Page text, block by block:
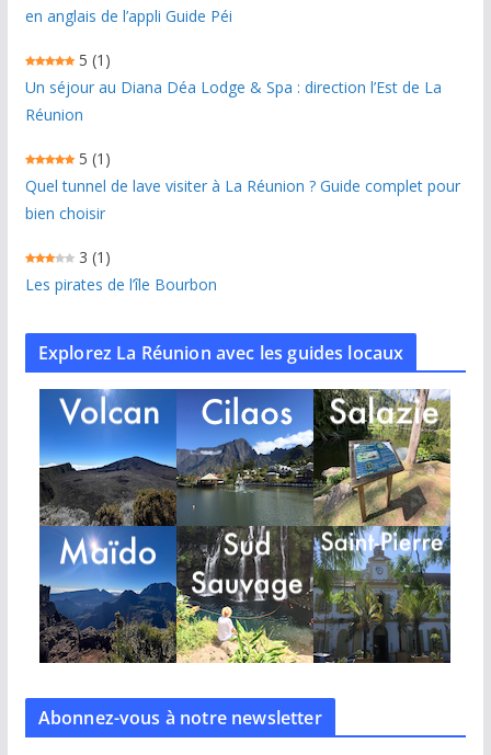
en anglais de l’appli Guide Péi
5 (1)
Un séjour au Diana Déa Lodge & Spa : direction l’Est de La
Réunion
5 (1)
Quel tunnel de lave visiter à La Réunion ? Guide complet pour
bien choisir
3 (1)
Les pirates de l’île Bourbon
Explorez La Réunion avec les guides locaux
Abonnez-vous à notre newsletter